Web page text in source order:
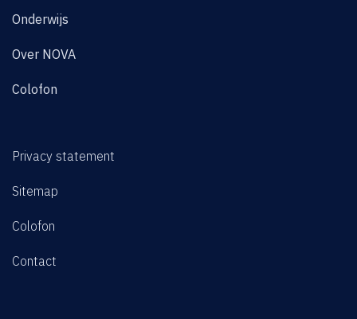
Onderwijs
Over NOVA
Colofon
Privacy statement
Sitemap
Colofon
Contact